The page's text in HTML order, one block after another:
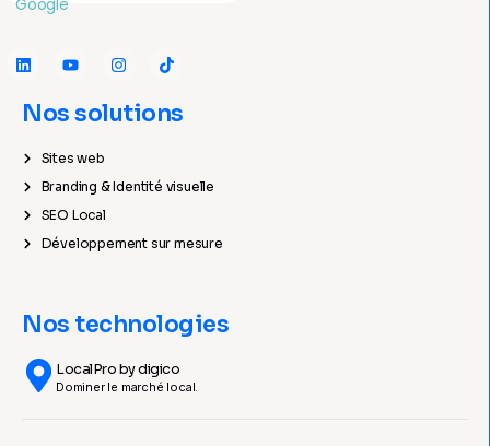
Nos solutions
Sites web
Branding & Identité visuelle
SEO Local
Développement sur mesure
Nos technologies
LocalPro by digico
Dominer le marché local.